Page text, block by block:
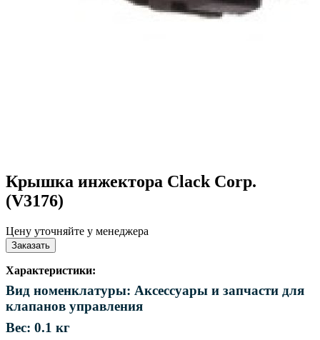
Крышка инжектора Clack Corp.
(V3176)
Цену уточняйте у менеджера
Заказать
Характеристики:
Вид номенклатуры: Аксессуары и запчасти для
клапанов управления
Вес: 0.1 кг